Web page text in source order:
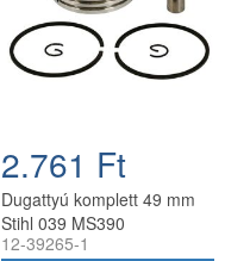
2.761 Ft
Dugattyú komplett 49 mm
Stihl 039 MS390
láncfűrészhez utángyártott
12-39265-1